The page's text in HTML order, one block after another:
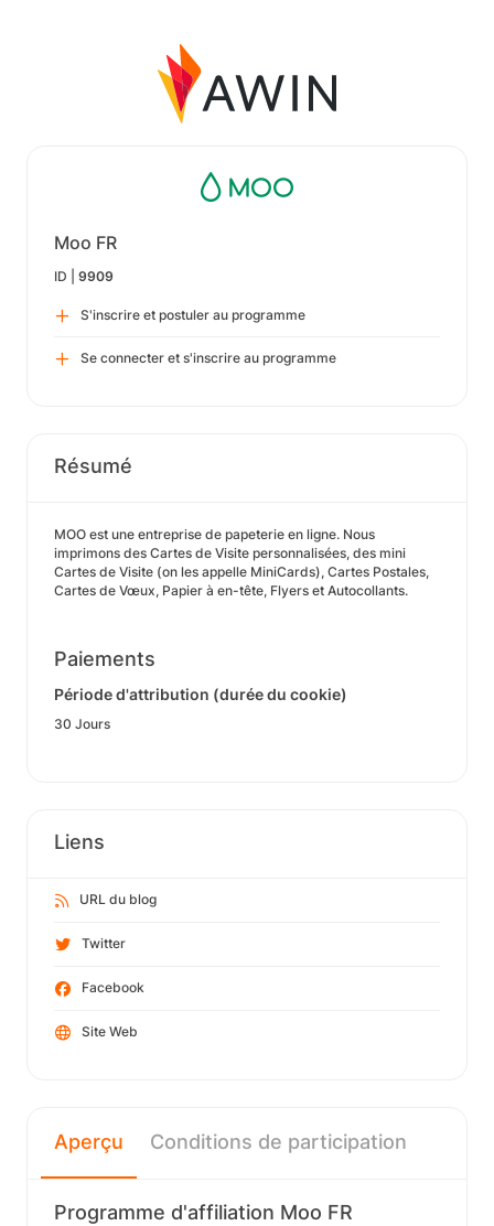
Moo FR
ID | 9909
S'inscrire et postuler au programme
Se connecter et s'inscrire au programme
Résumé
MOO est une entreprise de papeterie en ligne. Nous
imprimons des Cartes de Visite personnalisées, des mini
Cartes de Visite (on les appelle MiniCards), Cartes Postales,
Cartes de Vœux, Papier à en-tête, Flyers et Autocollants.
Paiements
Période d'attribution (durée du cookie)
30 Jours
Liens
URL du blog
Twitter
Facebook
Site Web
Aperçu Conditions de participation
Programme d'affiliation Moo FR